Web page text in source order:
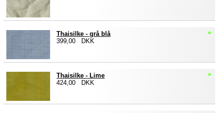
Thaisilke - grå blå
399,00 DKK
Thaisilke - Lime
424,00 DKK